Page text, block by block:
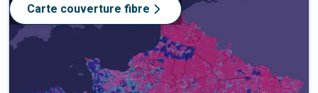
Carte couverture fibre